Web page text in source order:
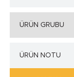
ÜRÜN GRUBU
ÜRÜN NOTU